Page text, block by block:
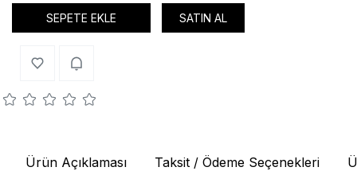
SEPETE EKLE SATIN AL
Ürün Açıklaması Taksit / Ödeme Seçenekleri